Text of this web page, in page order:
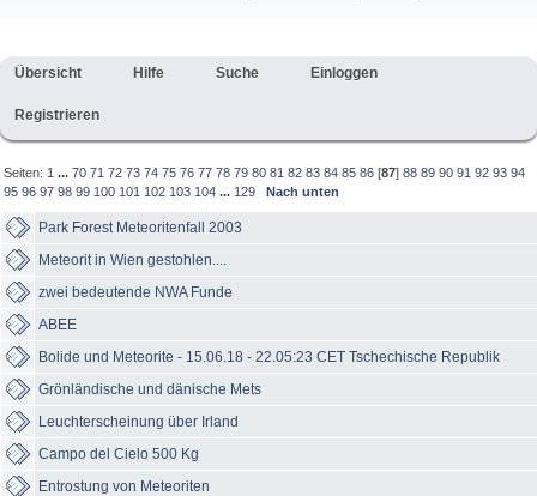
Übersicht Hilfe Suche Einloggen
Registrieren
Seiten: 1 ...70 71 72 73 74 75 76 77 78 79 80 81 82 83 84 85 86 [87]88 89 90 91 92 93 94
95 96 97 98 99 100 101 102 103 104 ... 129 Nach unten
Park Forest Meteoritenfall 2003
Meteorit in Wien gestohlen....
zwei bedeutende NWA Funde
ABEE
Bolide und Meteorite - 15.06.18 - 22.05:23 CET Tschechische Republik
Grönländische und dänische Mets
Leuchterscheinung über Irland
Campo del Cielo 500 Kg
Entrostung von Meteoriten